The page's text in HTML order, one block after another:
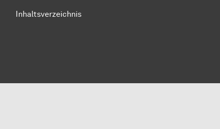
Inhaltsverzeichnis